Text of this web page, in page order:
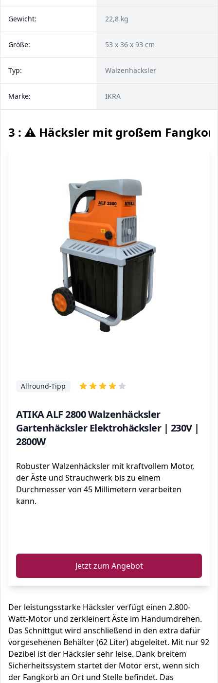
Gewicht: 22,8 kg
Größe: 53 x 36 x 93 cm
Typ: Walzenhäcksler
Marke: IKRA
3 : ⚠️ Häcksler mit großem
ATIKA ALF 2800 Walzenhäcksler
Gartenhäcksler Elektrohäcksler | 230V |
2800W
Allround-Tipp
Robuster Walzenhäcksler mit kraftvollem Motor,
der Äste und Strauchwerk bis zu einem
Durchmesser von 45 Millimetern verarbeiten
kann.
Jetzt zum Angebot
Der leistungsstarke Häcksler verfügt einen 2.800-
Watt-Motor und zerkleinert Äste im Handumdrehen.
Das Schnittgut wird anschließend in den extra dafür
vorgesehenen Behälter (62 Liter) abgeleitet. Mit nur 92
Dezibel ist der Häcksler sehr leise. Dank breitem
Sicherheitssystem startet der Motor erst, wenn sich
der Fangkorb an Ort und Stelle befindet. Das